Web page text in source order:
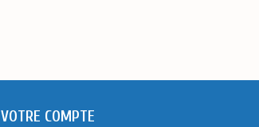
VOTRE COMPTE